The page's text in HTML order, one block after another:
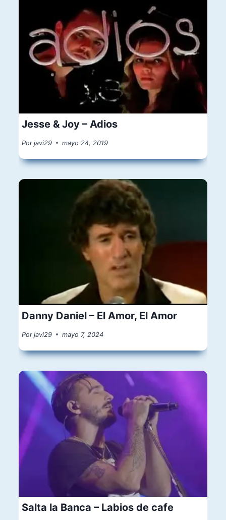
Jesse & Joy – Adios
Por javi29 mayo 24, 2019
Danny Daniel – El Amor, El Amor
Por javi29 mayo 7, 2024
Salta la Banca – Labios de cafe